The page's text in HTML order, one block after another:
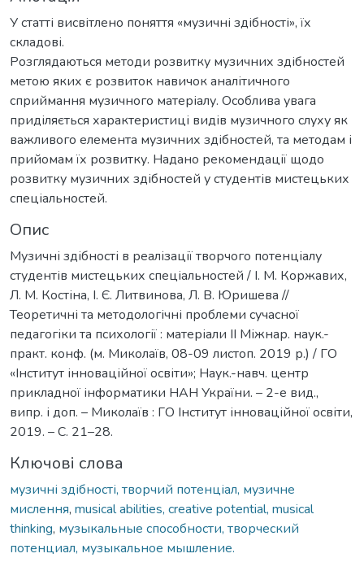
У статті висвітлено поняття «музичні здібності», їх
складові.
Розглядаються методи розвитку музичних здібностей
метою яких є розвиток навичок аналітичного
сприймання музичного матеріалу. Особлива увага
приділяється характеристиці видів музичного слуху як
важливого елемента музичних здібностей, та методам і
прийомам їх розвитку. Надано рекомендації щодо
розвитку музичних здібностей у студентів мистецьких
спеціальностей.
Опис
Музичні здібності в реалізації творчого потенціалу
студентів мистецьких спеціальностей / І. М. Коржавих,
Л. М. Костіна, І. Є. Литвинова, Л. В. Юришева //
Теоретичні та методологічні проблеми сучасної
педагогіки та психології : матеріали ІІ Міжнар. наук.-
практ. конф. (м. Миколаїв, 08-09 листоп. 2019 р.) / ГО
«Інститут інноваційної освіти»; Наук.-навч. центр
прикладної інформатики НАН України. – 2-е вид.,
випр. і доп. – Миколаїв : ГО Інститут інноваційної освіти,
2019. – С. 21–28.
Ключові слова
музичні здібності, творчий потенціал, музичне
мислення, musical abilities, creative potential, musical
thinking, музыкальные способности, творческий
потенциал, музыкальное мышление.